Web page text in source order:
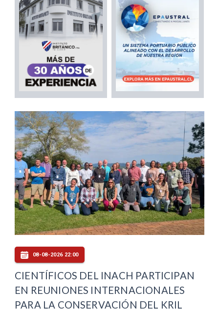
08-08-2026 22:00
CIENTÍFICOS DEL INACH PARTICIPAN
EN REUNIONES INTERNACIONALES
PARA LA CONSERVACIÓN DEL KRIL